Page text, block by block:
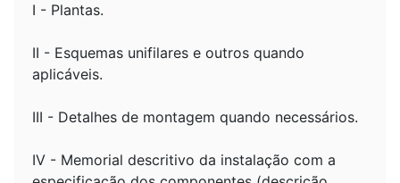
I - Plantas.
II - Esquemas unifilares e outros quando
aplicáveis.
III - Detalhes de montagem quando necessários.
IV - Memorial descritivo da instalação com a